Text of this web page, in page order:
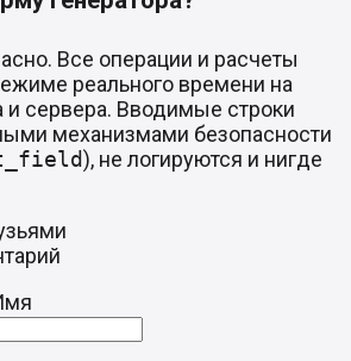
Все операции и расчеты
реального времени на
и сервера. Вводимые строки
механизмами безопасности
), не логируются и нигде